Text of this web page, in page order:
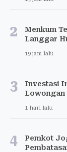
2
Menkum
Langgar
19 jam lalu
3
Investasi
Lowongan
1 hari lalu
4
Pemkot